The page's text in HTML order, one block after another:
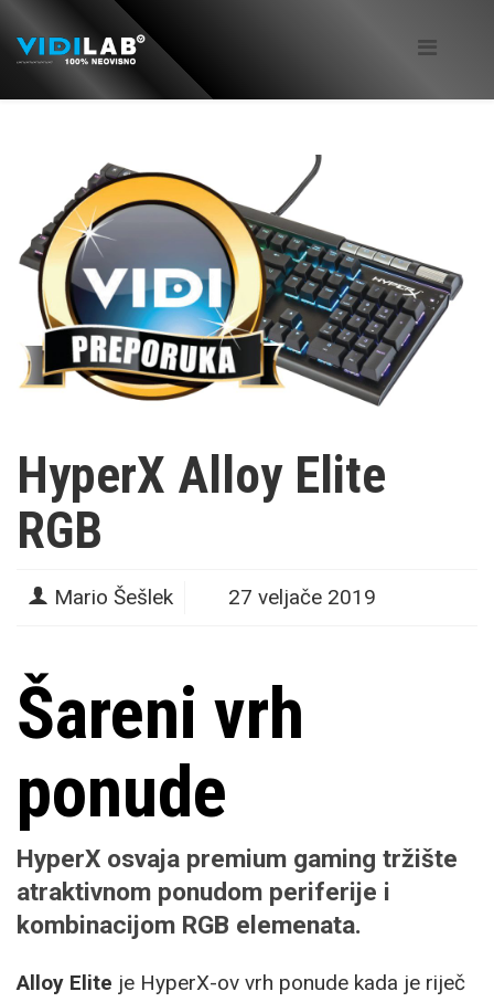
HyperX Alloy Elite
RGB
Mario Šešlek 27 veljače 2019
Šareni vrh
ponude
HyperX osvaja premium gaming tržište
atraktivnom ponudom periferije i
kombinacijom RGB elemenata.
Alloy Elite je HyperX-ov vrh ponude kada je riječ